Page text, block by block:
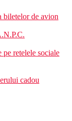
biletelor de avion
pe retelele sociale
cadou